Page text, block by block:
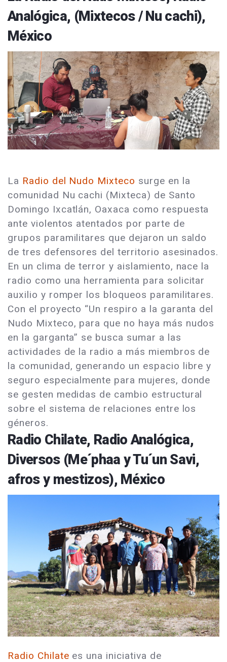
Analógica, (Mixtecos / Nu cachi),
México
La Radio del Nudo Mixteco surge en la
comunidad Nu cachi (Mixteca) de Santo
Domingo Ixcatlán, Oaxaca como respuesta
ante violentos atentados por parte de
grupos paramilitares que dejaron un saldo
de tres defensores del territorio asesinados.
En un clima de terror y aislamiento, nace la
radio como una herramienta para solicitar
auxilio y romper los bloqueos paramilitares.
Con el proyecto “Un respiro a la garanta del
Nudo Mixteco, para que no haya más nudos
en la garganta” se busca sumar a las
actividades de la radio a más miembros de
la comunidad, generando un espacio libre y
seguro especialmente para mujeres, donde
se gesten medidas de cambio estructural
sobre el sistema de relaciones entre los
géneros.
Radio Chilate, Radio Analógica,
Diversos (Me´phaa y Tu´un Savi,
afros y mestizos), México
Radio Chilate es una iniciativa de